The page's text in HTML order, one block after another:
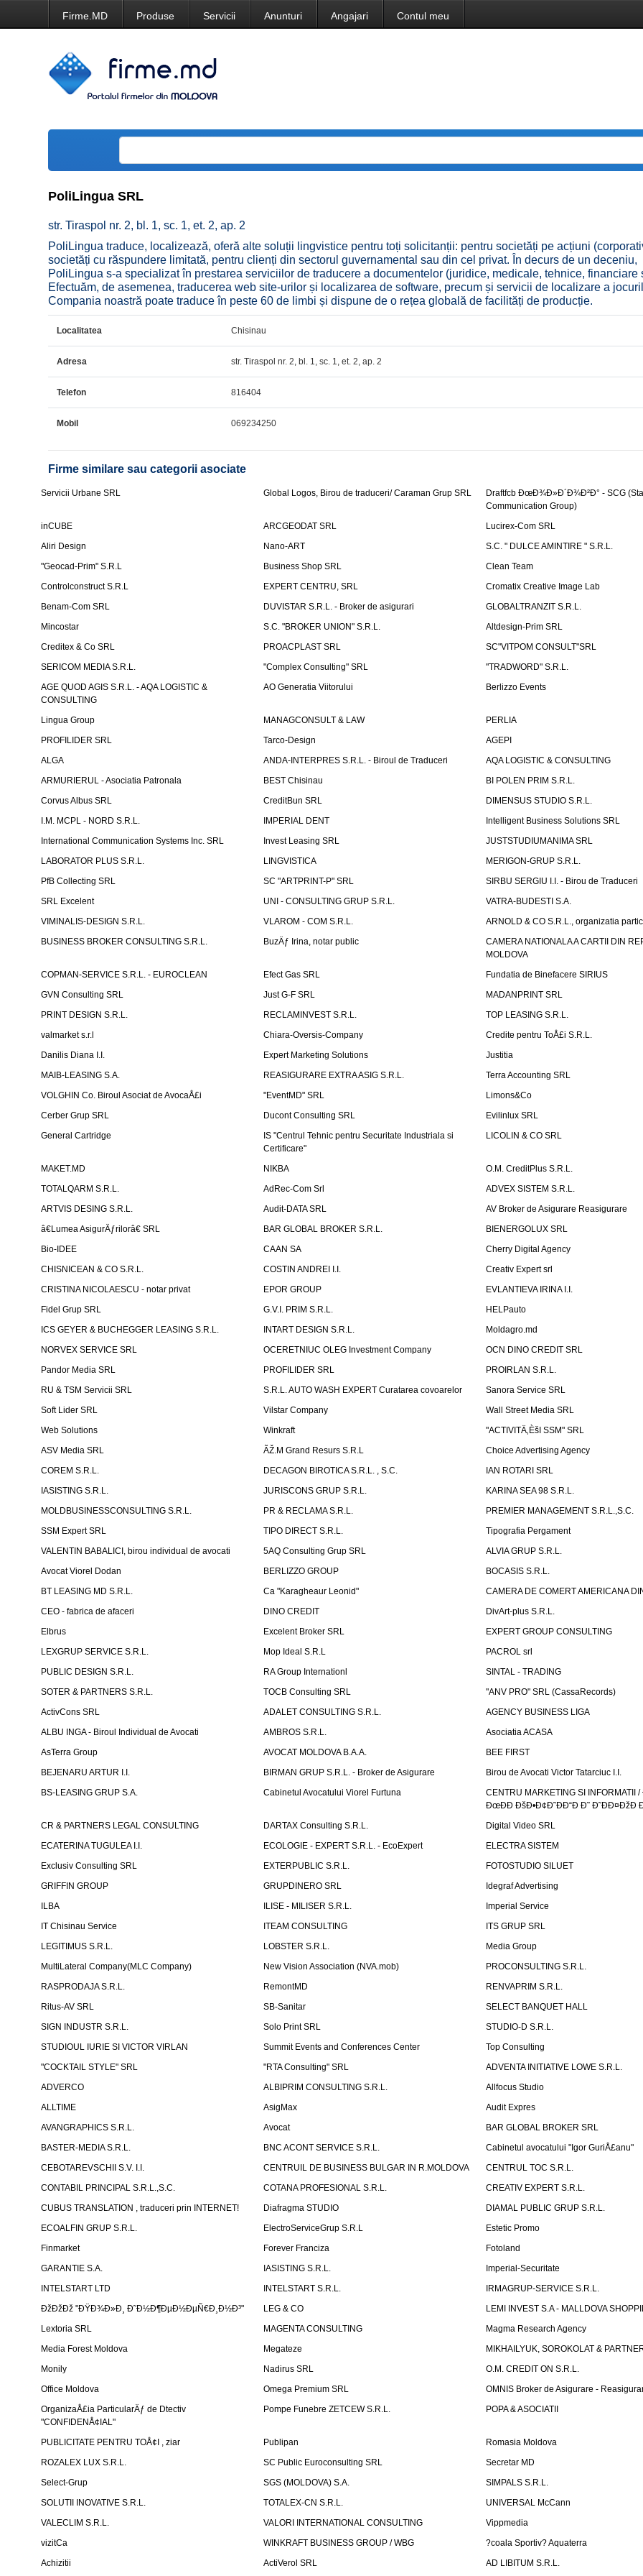
Firme.MD Produse Servicii Anunturi Angajari Contul meu
PoliLingua SRL
str. Tiraspol nr. 2, bl. 1, sc. 1, et. 2, ap. 2
PoliLingua traduce, localizează, oferă alte soluții lingvistice pentru toți solicitanții: pentru societăți pe acțiuni
societăți cu răspundere limitată, pentru clienți din sectorul guvernamental sau din cel privat. În decurs de un deceniu,
PoliLingua s-a specializat în prestarea serviciilor de traducere a documentelor (juridice, medicale, tehnice, financiare
Efectuăm, de asemenea, traducerea web site-urilor și localizarea de software, precum și servicii de localizare a
Compania noastră poate traduce în peste 60 de limbi și dispune de o rețea globală de facilități de producție.
Localitatea Chisinau
Adresa str. Tiraspol nr. 2, bl. 1, sc. 1, et. 2, ap. 2
Telefon 816404
Mobil 069234250
Firme similare sau categorii asociate
Servicii Urbane SRL Global Logos, Birou de traduceri/ Caraman Grup SRL
Draftfcb ÐœÐ¾Ð»Ð´Ð¾Ð²Ð° - SCG
Communication Group)
inCUBE
ARCGEODAT SRL
Lucirex-Com SRL
Aliri Design
Nano-ART
S.C. " DULCE AMINTIRE " S.R.L.
"Geocad-Prim" S.R.L
Business Shop SRL
Clean Team
Controlconstruct S.R.L
EXPERT CENTRU, SRL
Cromatix Creative Image Lab
Benam-Com SRL
DUVISTAR S.R.L. - Broker de asigurari
GLOBALTRANZIT S.R.L.
Mincostar
S.C. "BROKER UNION" S.R.L.
Altdesign-Prim SRL
Creditex & Co SRL
PROACPLAST SRL
SC"VITPOM CONSULT"SRL
SERICOM MEDIA S.R.L.
"Complex Consulting" SRL
"TRADWORD" S.R.L.
AGE QUOD AGIS S.R.L. - AQA LOGISTIC &
CONSULTING
AO Generatia Viitorului Berlizzo Events
Lingua Group MANAGCONSULT & LAW
PERLIA
PROFILIDER SRL
Tarco-Design
AGEPI
ALGA
ANDA-INTERPRES S.R.L. - Biroul de Traduceri
AQA LOGISTIC & CONSULTING
ARMURIERUL - Asociatia Patronala
BEST Chisinau
BI POLEN PRIM S.R.L.
Corvus Albus SRL
CreditBun SRL
DIMENSUS STUDIO S.R.L.
I.M. MCPL - NORD S.R.L.
IMPERIAL DENT
Intelligent Business Solutions SRL
International Communication Systems Inc. SRL
Invest Leasing SRL
JUSTSTUDIUMANIMA SRL
LABORATOR PLUS S.R.L.
LINGVISTICA
MERIGON-GRUP S.R.L.
PfB Collecting SRL
SC "ARTPRINT-P" SRL
SIRBU SERGIU I.I. - Birou de Traduceri
SRL Excelent
UNI - CONSULTING GRUP S.R.L.
VATRA-BUDESTI S.A.
VIMINALIS-DESIGN S.R.L.
VLAROM - COM S.R.L.
ARNOLD & CO S.R.L., organizatia
BUSINESS BROKER CONSULTING S.R.L.
BuzÄƒ Irina, notar public
CAMERA NATIONALA A CARTII DIN
MOLDOVA
COPMAN-SERVICE S.R.L. - EUROCLEAN
Efect Gas SRL
Fundatia de Binefacere SIRIUS
GVN Consulting SRL
Just G-F SRL
MADANPRINT SRL
PRINT DESIGN S.R.L.
RECLAMINVEST S.R.L.
TOP LEASING S.R.L.
valmarket s.r.l
Chiara-Oversis-Company
Credite pentru ToÅ£i S.R.L.
Danilis Diana I.I.
Expert Marketing Solutions
Justitia
MAIB-LEASING S.A.
REASIGURARE EXTRA ASIG S.R.L.
Terra Accounting SRL
VOLGHIN Co. Biroul Asociat de AvocaÅ£i
"EventMD" SRL
Limons&Co
Cerber Grup SRL
Ducont Consulting SRL
Evilinlux SRL
General Cartridge
IS "Centrul Tehnic pentru Securitate Industriala si
Certificare"
LICOLIN & CO SRL
MAKET.MD NIKBA
O.M. CreditPlus S.R.L.
TOTALQARM S.R.L.
AdRec-Com Srl
ADVEX SISTEM S.R.L.
ARTVIS DESING S.R.L.
Audit-DATA SRL
AV Broker de Asigurare Reasigurare
â€Lumea AsigurÄƒrilorâ€ SRL
BAR GLOBAL BROKER S.R.L.
BIENERGOLUX SRL
Bio-IDEE
CAAN SA
Cherry Digital Agency
CHISNICEAN & CO S.R.L.
COSTIN ANDREI I.I.
Creativ Expert srl
CRISTINA NICOLAESCU - notar privat
EPOR GROUP
EVLANTIEVA IRINA I.I.
Fidel Grup SRL
G.V.I. PRIM S.R.L.
HELPauto
ICS GEYER & BUCHEGGER LEASING S.R.L.
INTART DESIGN S.R.L.
Moldagro.md
NORVEX SERVICE SRL
OCERETNIUC OLEG Investment Company
OCN DINO CREDIT SRL
Pandor Media SRL
PROFILIDER SRL
PROIRLAN S.R.L.
RU & TSM Servicii SRL
S.R.L. AUTO WASH EXPERT Curatarea covoarelor
Sanora Service SRL
Soft Lider SRL
Vilstar Company
Wall Street Media SRL
Web Solutions
Winkraft
"ACTIVITÄ‚ÈšI SSM" SRL
ASV Media SRL
ÃŽ.M Grand Resurs S.R.L
Choice Advertising Agency
COREM S.R.L.
DECAGON BIROTICA S.R.L. , S.C.
IAN ROTARI SRL
IASISTING S.R.L.
JURISCONS GRUP S.R.L.
KARINA SEA 98 S.R.L.
MOLDBUSINESSCONSULTING S.R.L.
PR & RECLAMA S.R.L.
PREMIER MANAGEMENT S.R.L.,S.C.
SSM Expert SRL
TIPO DIRECT S.R.L.
Tipografia Pergament
VALENTIN BABALICI, birou individual de avocati
5AQ Consulting Grup SRL
ALVIA GRUP S.R.L.
Avocat Viorel Dodan
BERLIZZO GROUP
BOCASIS S.R.L.
BT LEASING MD S.R.L.
Ca "Karagheaur Leonid"
CAMERA DE COMERT AMERICANA
CEO - fabrica de afaceri
DINO CREDIT
DivArt-plus S.R.L.
Elbrus
Excelent Broker SRL
EXPERT GROUP CONSULTING
LEXGRUP SERVICE S.R.L.
Mop Ideal S.R.L
PACROL srl
PUBLIC DESIGN S.R.L.
RA Group Internationl
SINTAL - TRADING
SOTER & PARTNERS S.R.L.
TOCB Consulting SRL
"ANV PRO" SRL (CassaRecords)
ActivCons SRL
ADALET CONSULTING S.R.L.
AGENCY BUSINESS LIGA
ALBU INGA - Biroul Individual de Avocati
AMBROS S.R.L.
Asociatia ACASA
AsTerra Group
AVOCAT MOLDOVA B.A.A.
BEE FIRST
BEJENARU ARTUR I.I.
BIRMAN GRUP S.R.L. - Broker de Asigurare
Birou de Avocati Victor Tatarciuc I.I.
BS-LEASING GRUP S.A.
Cabinetul Avocatului Viorel Furtuna
CENTRU MARKETING SI INFORMATII /
ÐœÐÐ ÐšÐ•Ð¢Ð˜ÐÐ“Ð Ð˜ Ð˜ÐÐ¤ÐžÐ
CR & PARTNERS LEGAL CONSULTING
DARTAX Consulting S.R.L.
Digital Video SRL
ECATERINA TUGULEA I.I.
ECOLOGIE - EXPERT S.R.L. - EcoExpert
ELECTRA SISTEM
Exclusiv Consulting SRL
EXTERPUBLIC S.R.L.
FOTOSTUDIO SILUET
GRIFFIN GROUP
GRUPDINERO SRL
Idegraf Advertising
ILBA
ILISE - MILISER S.R.L.
Imperial Service
IT Chisinau Service
ITEAM CONSULTING
ITS GRUP SRL
LEGITIMUS S.R.L.
LOBSTER S.R.L.
Media Group
MultiLateral Company(MLC Company)
New Vision Association (NVA.mob)
PROCONSULTING S.R.L.
RASPRODAJA S.R.L.
RemontMD
RENVAPRIM S.R.L.
Ritus-AV SRL
SB-Sanitar
SELECT BANQUET HALL
SIGN INDUSTR S.R.L.
Solo Print SRL
STUDIO-D S.R.L.
STUDIOUL IURIE SI VICTOR VIRLAN
Summit Events and Conferences Center
Top Consulting
"COCKTAIL STYLE" SRL
"RTA Consulting" SRL
ADVENTA INITIATIVE LOWE S.R.L.
ADVERCO
ALBIPRIM CONSULTING S.R.L.
Allfocus Studio
ALLTIME
AsigMax
Audit Expres
AVANGRAPHICS S.R.L.
Avocat
BAR GLOBAL BROKER SRL
BASTER-MEDIA S.R.L.
BNC ACONT SERVICE S.R.L.
Cabinetul avocatului "Igor GuriÅ£anu"
CEBOTAREVSCHII S.V. I.I.
CENTRUIL DE BUSINESS BULGAR IN R.MOLDOVA
CENTRUL TOC S.R.L.
CONTABIL PRINCIPAL S.R.L.,S.C.
COTANA PROFESIONAL S.R.L.
CREATIV EXPERT S.R.L.
CUBUS TRANSLATION , traduceri prin INTERNET!
Diafragma STUDIO
DIAMAL PUBLIC GRUP S.R.L.
ECOALFIN GRUP S.R.L.
ElectroServiceGrup S.R.L
Estetic Promo
Finmarket
Forever Franciza
Fotoland
GARANTIE S.A.
IASISTING S.R.L.
Imperial-Securitate
INTELSTART LTD
INTELSTART S.R.L.
IRMAGRUP-SERVICE S.R.L.
ÐžÐžÐž "ÐŸÐ¾Ð»Ð¸ Ð˜Ð½Ð¶ÐµÐ½ÐµÑ€Ð¸Ð½Ð³"
LEG & CO
LEMI INVEST S.A - MALLDOVA
Lextoria SRL
MAGENTA CONSULTING
Magma Research Agency
Media Forest Moldova
Megateze
MIKHAILYUK, SOROKOLAT &
Monily
Nadirus SRL
O.M. CREDIT ON S.R.L.
Office Moldova
Omega Premium SRL
OMNIS Broker de Asigurare -
OrganizaÅ£ia ParticularÄƒ de Dtectiv
"CONFIDENÅ¢IAL"
Pompe Funebre ZETCEW S.R.L. POPA & ASOCIATII
PUBLICITATE PENTRU TOÅ¢I , ziar Publipan
Romasia Moldova
ROZALEX LUX S.R.L.
SC Public Euroconsulting SRL
Secretar MD
Select-Grup
SGS (MOLDOVA) S.A.
SIMPALS S.R.L.
SOLUTII INOVATIVE S.R.L.
TOTALEX-CN S.R.L.
UNIVERSAL McCann
VALECLIM S.R.L.
VALORI INTERNATIONAL CONSULTING
Vippmedia
vizitCa
WINKRAFT BUSINESS GROUP / WBG
?coala Sportiv? Aquaterra
Achizitii
ActiVerol SRL AD LIBITUM S.R.L.